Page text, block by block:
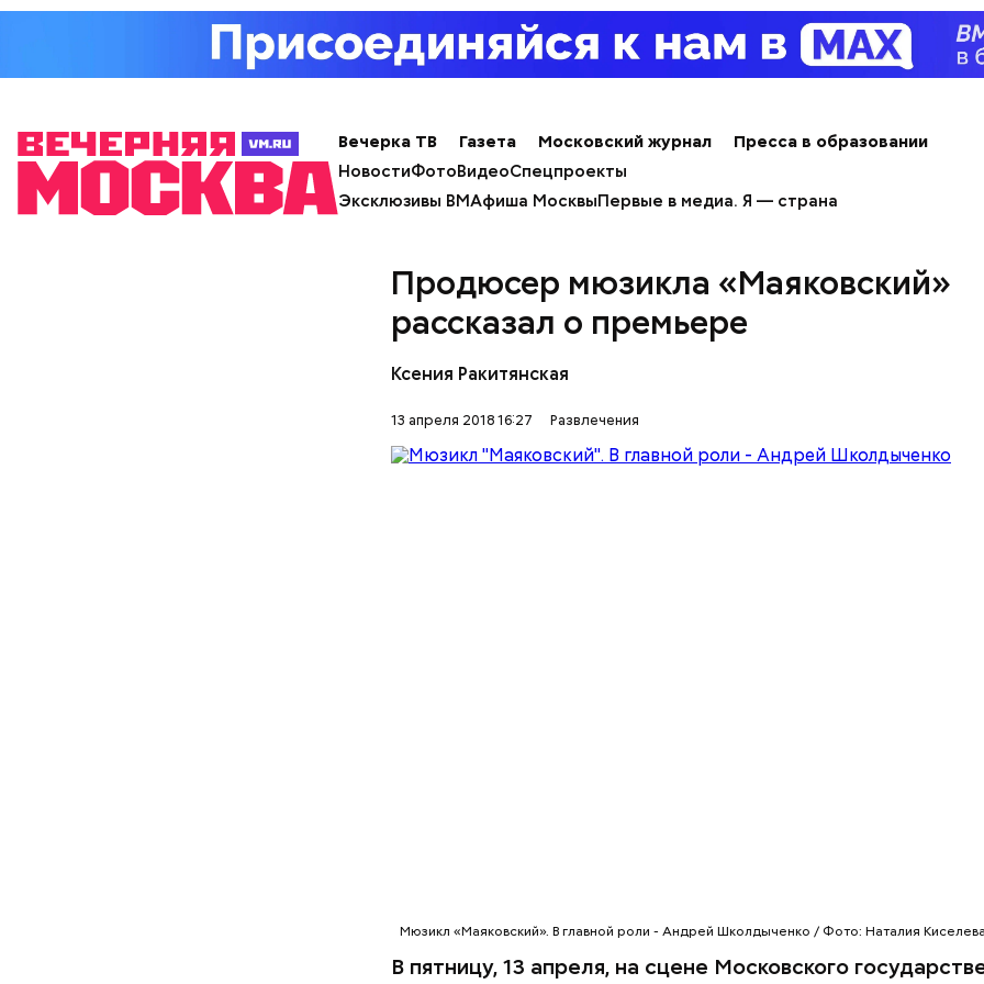
Вечерка ТВ Газета Московский журнал
Пресса в образовании
НовостиФотоВидеоСпецпроекты
Эксклюзивы ВМАфиша МосквыПервые в медиа. Я — страна
Продюсер мюзикла «Маяковский»
рассказал о премьере
Ксения Ракитянская
13 апреля 2018 16:27 Развлечения
Мюзикл «Маяковский». В главной роли - Андрей Школдыченко / Фото: Наталия Киселева
В пятницу, 13 апреля, на сцене Московского